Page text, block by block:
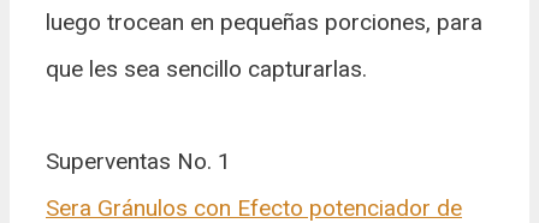
luego trocean en pequeñas porciones, para
que les sea sencillo capturarlas.
Superventas No. 1
Sera Gránulos con Efecto potenciador de